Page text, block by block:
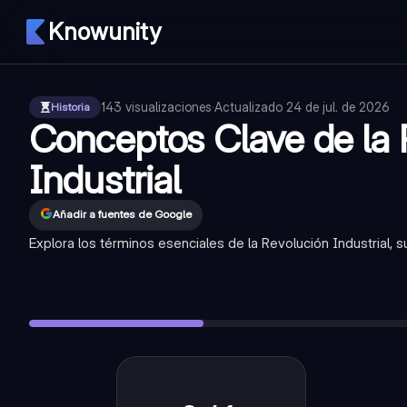
Knowunity
Historia 143 visualizaciones·Actualizado 24 de jul. de 2026
Conceptos Clave de la
Industrial
Añadir a fuentes de Google
Explora los términos esenciales de la Revolución Industrial,
Un período de
¿Qué es la burguesía?—La clase social dueña de los
¿Quiénes eran los proletarios?—La clase social
¿Qué significa urbanización en este contexto?
El